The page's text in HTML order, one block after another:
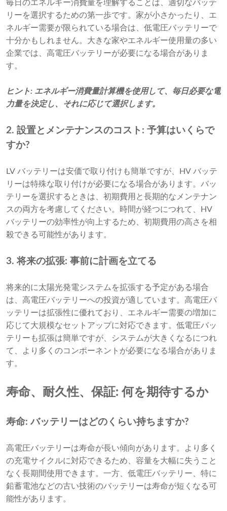
毎日のエネルギー消費量を理解することは、適切なバッテ
リーを選択するための第一歩です。家が小さかったり、エ
ネルギー需要が限られている場合は、低電圧バッテリーで
十分かもしれません。大きな家やエネルギー使用量の多い
企業では、高電圧バッテリーが必要になる場合がありま
す。
ヒント: エネルギー消費量計算機を使用して、毎日必要な電
力量を決定し、それに応じて選択します。
2. 設置とメンテナンスのコスト: 予算はいくらで
すか?
LV バッテリーは安価で取り付けも簡単ですが、HV バッテ
リーは特殊な取り付けが必要になる場合があります。バッ
テリーを選択するときは、初期費用と長期的なメンテナン
スの両方を考慮してください。時間が経つにつれて、HV
バッテリーの効率性が向上するため、初期費用の高さを相
殺できる可能性があります。
3. 将来の拡張: 事前に計画を立てる
将来的に太陽光発電システムを拡張する予定がある場合
は、高電圧バッテリーへの投資が適しています。高電圧バ
ッテリーは拡張性に優れており、エネルギー需要の増加に
応じて大規模なセットアップに対応できます。低電圧バッ
テリーも拡張は簡単ですが、システムが大きくなるにつれ
て、より多くのコンポーネントが必要になる場合がありま
す。
寿命、耐久性、保証: 何を期待するか
寿命: バッテリーはどのくらい持ちますか?
高電圧バッテリーは寿命が長い傾向があります。より多く
の充電サイクルに対応できるため、容量を大幅に失うこと
なく長期間使用できます。一方、低電圧バッテリー、特に
鉛蓄電池などの古い技術のバッテリーは寿命が短くなる可
能性があります。